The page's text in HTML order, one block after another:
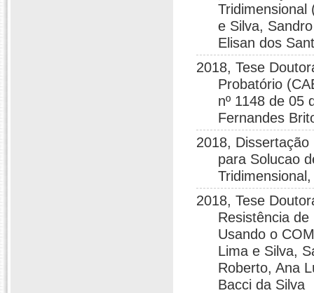
e Silva,
Elisan dos
2018, Tese
Probatório
nº 1148 de 05
Fernandes
2018,
para Solucao
2018, Tese
Resistência
Usando o
Lima e Silva,
Roberto, Ana
Bacci da Silva